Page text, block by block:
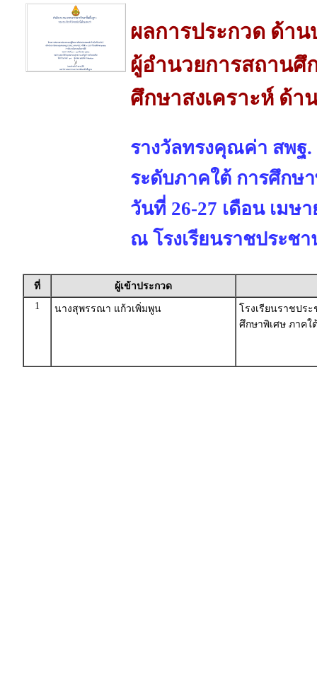
ผลการประกวด ด้าน
ผู้อำนวยการสถานศึ
ศึกษาสงเคราะห์ ด้า
รางวัลทรงคุณค่า สพฐ.
ระดับภาคใต้ การศึกษ
วันที่ 26-27 เดือน เมษ
ณ โรงเรียนราชประช
ที่
ผู้เข้าประกวด
1
นางสุพรรณา แก้วเพิ่มพูน
โรงเรียนราชปร
ศึกษาพิเศษ ภาคใ